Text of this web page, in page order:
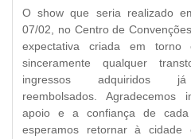
O show que seria realizado
07/02, no Centro de
expectativa criada em torno
sinceramente qualquer
ingressos adquiridos
reembolsados.
apoio e a confiança de
esperamos retornar à